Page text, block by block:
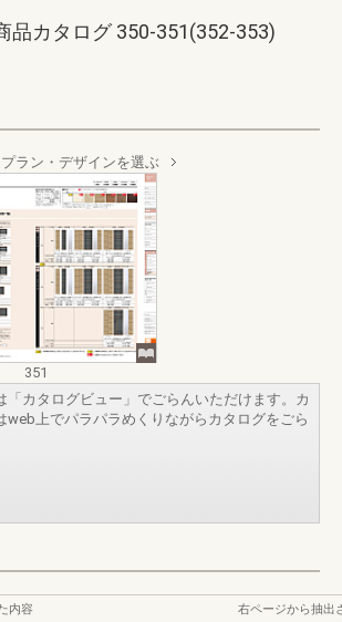
品カタログ 350-351(352-353)
プラン・デザインを選ぶ
351
「カタログビュー」でごらんいただけます。カ
web上でパラパラめくりながらカタログをごら
内容
右ページから抽出